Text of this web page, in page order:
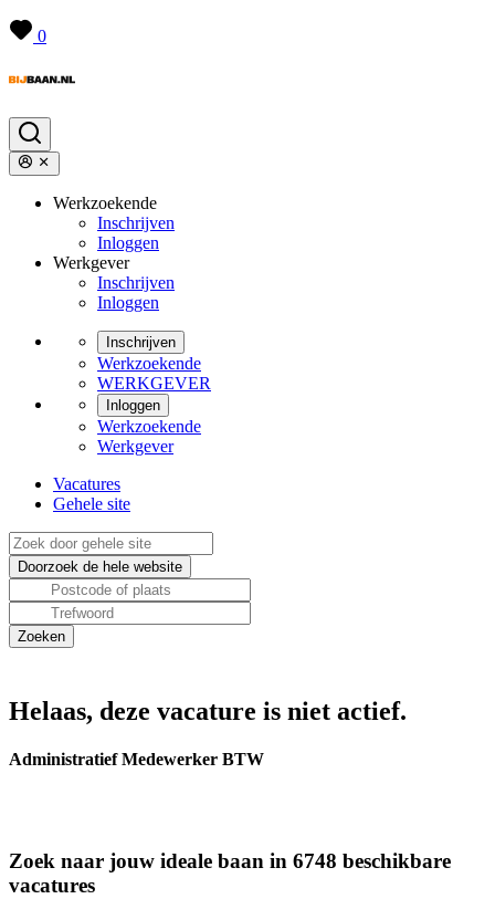
0
Werkzoekende
Inschrijven
Inloggen
Werkgever
Inschrijven
Inloggen
Inschrijven
Werkzoekende
WERKGEVER
Inloggen
Werkzoekende
Werkgever
Vacatures
Gehele site
Helaas, deze vacature is niet actief.
Administratief Medewerker BTW
Zoek naar jouw ideale baan in 6748 beschikbare
vacatures